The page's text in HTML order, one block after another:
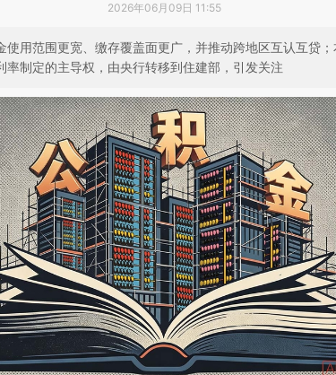
2026年06月09日 11:55
使用范围更宽、缴存覆盖面更广，并推动跨地区互认互贷
率制定的主导权，由央行转移到住建部，引发关注